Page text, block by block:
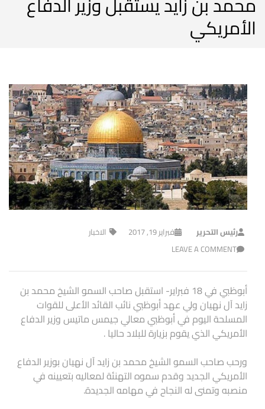
الأمريكي
رئيس التحرير فبراير 19, 2017
الاخبار
LEAVE A COMMENT
أبوظبي في 18 فبراير- استقبل صاحب السمو الشيخ محمد بن
زايد آل نهيان ولي عهد أبوظبي نائب القائد الأعلى للقوات
المسلحة اليوم في أبوظبي معالي جيمس ماتيس وزير الدفاع
الأمريكي الذي يقوم بزيارة للبلاد حاليا .
ورحب صاحب السمو الشيخ محمد بن زايد آل نهيان بوزير الدفاع
الأمريكي الجديد وقدم سموه التهنئة لمعاليه بتعيينه في
منصبه وتمنى له النجاح في مهامه الجديدة.